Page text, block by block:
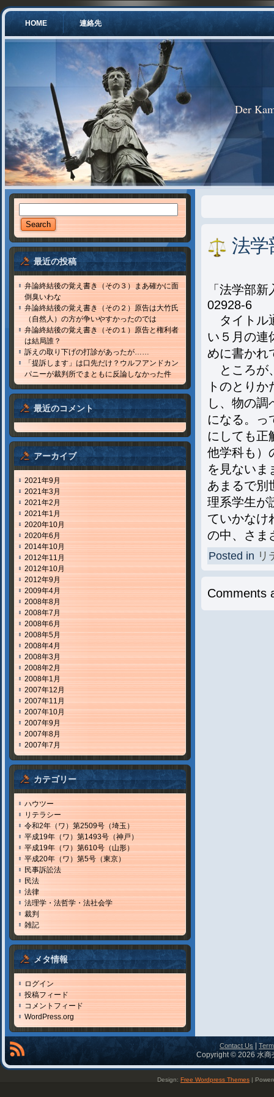
HOME 連絡先
Der
最近の投稿
弁論終結後の覚え書き（その３）まあ確かに面
倒臭いわな
弁論終結後の覚え書き（その２）原告は大竹氏
（自然人）の方が争いやすかったのでは
弁論終結後の覚え書き（その１）原告と権利者
は結局誰？
訴えの取り下げの打診があったが……
「提訴します」は口先だけ？ウルフアンドカン
パニーが裁判所でまともに反論しなかった件
最近のコメント
アーカイブ
2021年9月
2021年3月
2021年2月
2021年1月
2020年10月
2020年6月
2014年10月
2012年11月
2012年10月
2012年9月
2009年4月
2008年8月
2008年7月
2008年6月
2008年5月
2008年4月
2008年3月
2008年2月
2008年1月
2007年12月
2007年11月
2007年10月
2007年9月
2007年8月
2007年7月
カテゴリー
ハウツー
リテラシー
令和2年（ワ）第2509号（埼玉）
平成19年（ワ）第1493号（神戸）
平成19年（ワ）第610号（山形）
平成20年（ワ）第5号（東京）
民事訴訟法
民法
法律
法理学・法哲学・法社会学
裁判
雑記
メタ情報
ログイン
投稿フィード
コメントフィード
WordPress.org
法学
「法学部
02928-6
タイトル
い５月の連
めに書かれ
ところが
トのとり
し、物の
になる。っ
にしても正
他学科も）
を見ないま
あまるで別
理系学生が
ていかなけ
の中、さ
Posted in リ
Comments
Contact Us
Copyright © 2026 水商
Design: Free Wordpress Themes |